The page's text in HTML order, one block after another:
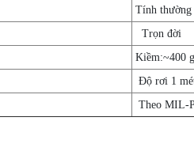
Tính thường
Trọn đời
Kiềm:~400
Độ rơi 1
Theo MIL-